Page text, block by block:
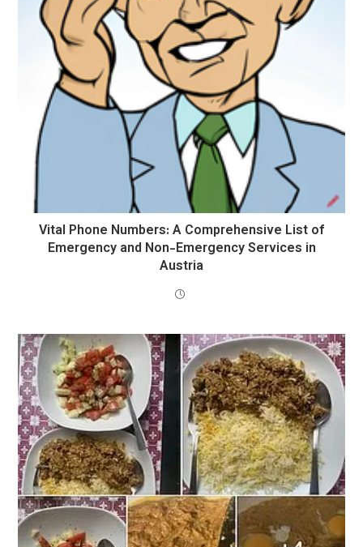
Vital Phone Numbers: A Comprehensive List of
Emergency and Non-Emergency Services in
Austria